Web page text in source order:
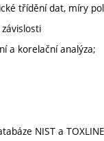
třídění dat, míry
a korelační analýza;
NIST a